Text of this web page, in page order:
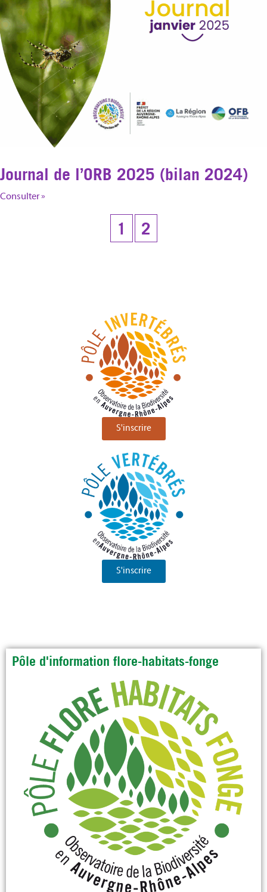
Journal de l’ORB 2025 (bilan 2024)
Consulter »
1 2
S'inscrire
S'inscrire
Pôle d'information flore-habitats-fonge